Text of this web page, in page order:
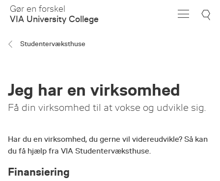
Skip
Main
Gør en forskel
VIA University College
Studentervæksthuse
Jeg har en virksomhed
Få din virksomhed til at vokse og udvikle sig.
Har du en virksomhed, du gerne vil videreudvikle? Så kan
du få hjælp fra VIA Studentervæksthuse.
Finansiering